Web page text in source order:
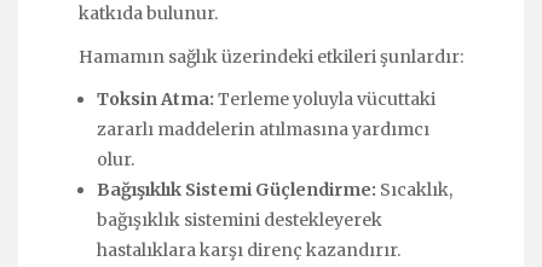
katkıda bulunur.
Hamamın sağlık üzerindeki etkileri şunlardır:
Toksin Atma: Terleme yoluyla vücuttaki
zararlı maddelerin atılmasına yardımcı
olur.
Bağışıklık Sistemi Güçlendirme: Sıcaklık,
bağışıklık sistemini destekleyerek
hastalıklara karşı direnç kazandırır.